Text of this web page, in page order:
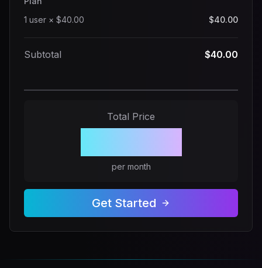
1 user × $40.00 $40.00
Subtotal $40.00
Total Price
per month
Get Started